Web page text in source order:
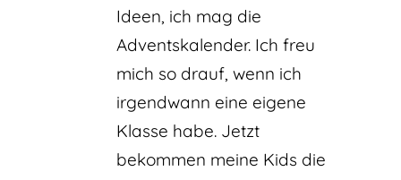
Ideen, ich mag die
Adventskalender. Ich freu
mich so drauf, wenn ich
irgendwann eine eigene
Klasse habe. Jetzt
bekommen meine Kids die